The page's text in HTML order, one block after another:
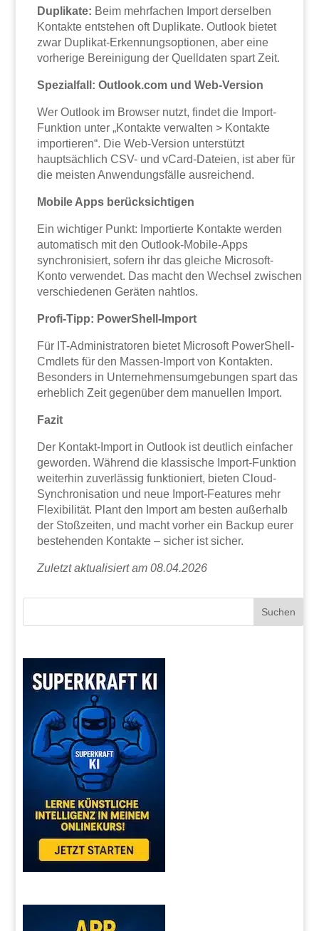
Duplikate: Beim mehrfachen Import derselben
Kontakte entstehen oft Duplikate. Outlook bietet
zwar Duplikat-Erkennungsoptionen, aber eine
vorherige Bereinigung der Quelldaten spart Zeit.
Spezialfall: Outlook.com und Web-Version
Wer Outlook im Browser nutzt, findet die Import-
Funktion unter „Kontakte verwalten > Kontakte
importieren“. Die Web-Version unterstützt
hauptsächlich CSV- und vCard-Dateien, ist aber für
die meisten Anwendungsfälle ausreichend.
Mobile Apps berücksichtigen
Ein wichtiger Punkt: Importierte Kontakte werden
automatisch mit den Outlook-Mobile-Apps
synchronisiert, sofern ihr das gleiche Microsoft-
Konto verwendet. Das macht den Wechsel zwischen
verschiedenen Geräten nahtlos.
Profi-Tipp: PowerShell-Import
Für IT-Administratoren bietet Microsoft PowerShell-
Cmdlets für den Massen-Import von Kontakten.
Besonders in Unternehmensumgebungen spart das
erheblich Zeit gegenüber dem manuellen Import.
Fazit
Der Kontakt-Import in Outlook ist deutlich einfacher
geworden. Während die klassische Import-Funktion
weiterhin zuverlässig funktioniert, bieten Cloud-
Synchronisation und neue Import-Features mehr
Flexibilität. Plant den Import am besten außerhalb
der Stoßzeiten, und macht vorher ein Backup eurer
bestehenden Kontakte – sicher ist sicher.
Zuletzt aktualisiert am 08.04.2026